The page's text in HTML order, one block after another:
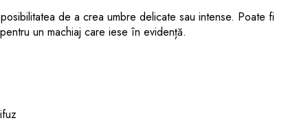
de a crea umbre delicate sau intense. Poate fi
un machiaj care iese în evidență.